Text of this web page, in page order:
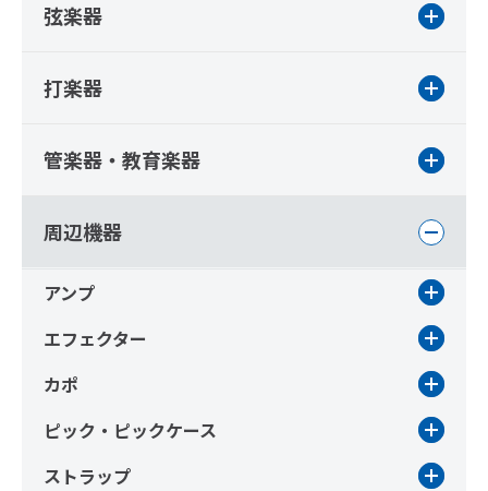
弦楽器
打楽器
管楽器・教育楽器
周辺機器
アンプ
エフェクター
カポ
ピック・ピックケース
ストラップ